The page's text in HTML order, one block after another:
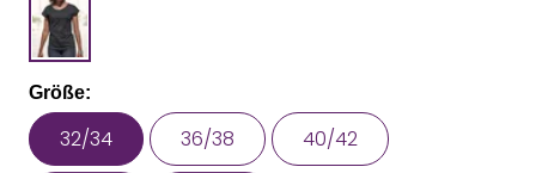
Größe:
32/34 36/38 40/42